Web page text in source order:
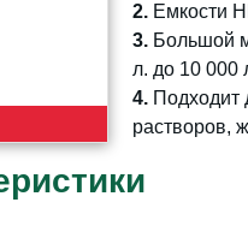
2. Емкости
3. Большой
л. до 10 000
4. Подходит
растворов,